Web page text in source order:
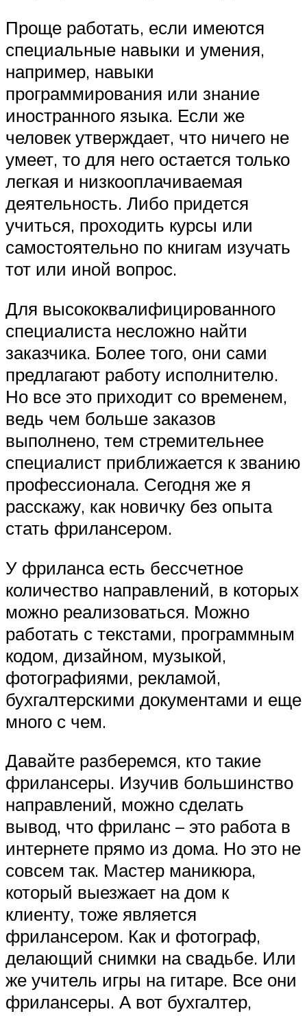
Проще работать, если имеются
специальные навыки и умения,
например, навыки
программирования или знание
иностранного языка. Если же
человек утверждает, что ничего не
умеет, то для него остается только
легкая и низкооплачиваемая
деятельность. Либо придется
учиться, проходить курсы или
самостоятельно по книгам изучать
тот или иной вопрос.
Для высококвалифицированного
специалиста несложно найти
заказчика. Более того, они сами
предлагают работу исполнителю.
Но все это приходит со временем,
ведь чем больше заказов
выполнено, тем стремительнее
специалист приближается к званию
профессионала. Сегодня же я
расскажу, как новичку без опыта
стать фрилансером.
У фриланса есть бессчетное
количество направлений, в которых
можно реализоваться. Можно
работать с текстами, программным
кодом, дизайном, музыкой,
фотографиями, рекламой,
бухгалтерскими документами и еще
много с чем.
Давайте разберемся, кто такие
фрилансеры. Изучив большинство
направлений, можно сделать
вывод, что фриланс – это работа в
интернете прямо из дома. Но это не
совсем так. Мастер маникюра,
который выезжает на дом к
клиенту, тоже является
фрилансером. Как и фотограф,
делающий снимки на свадьбе. Или
же учитель игры на гитаре. Все они
фрилансеры. А вот бухгалтер,